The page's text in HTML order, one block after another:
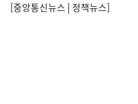
[중앙통신뉴스│정책뉴스]